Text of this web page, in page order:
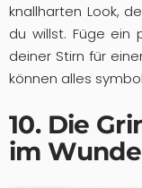
knallharten Look,
du willst. Füge ein
deiner Stirn für
können alles
10. Die
im